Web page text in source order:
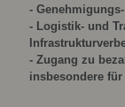
-
- Logistik- und
- Zugang zu
insbesondere